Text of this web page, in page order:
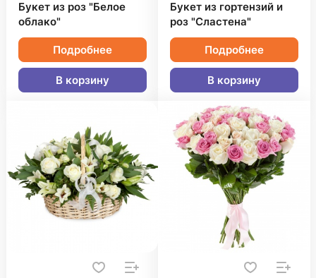
Букет из роз "Белое
облако"
Подробнее
В корзину
Букет из гортензий и
роз "Сластена"
Подробнее
В корзину